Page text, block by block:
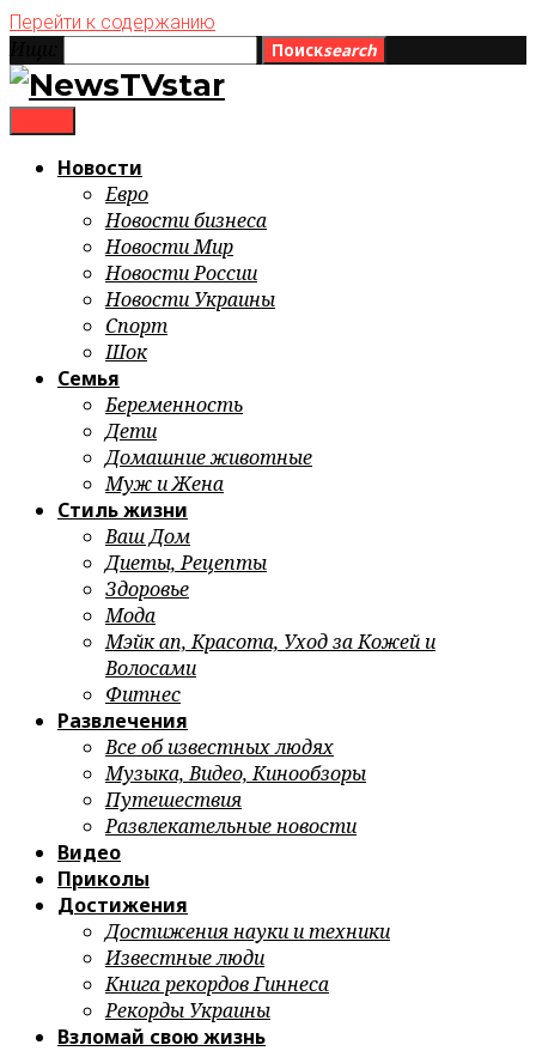
Перейти к содержанию
Поискsearch
Новости
Евро
Новости бизнеса
Новости Мир
Новости России
Новости Украины
Спорт
Шок
Семья
Беременность
Дети
Домашние животные
Муж и Жена
Стиль жизни
Ваш Дом
Диеты, Рецепты
Здоровье
Мода
Мэйк ап, Красота, Уход за Кожей и
Волосами
Фитнес
Развлечения
Все об известных людях
Музыка, Видео, Кинообзоры
Путешествия
Развлекательные новости
Видео
Приколы
Достижения
Достижения науки и техники
Известные люди
Книга рекордов Гиннеса
Рекорды Украины
Взломай свою жизнь